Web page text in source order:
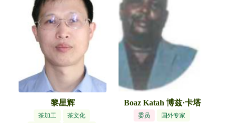
黎星辉
茶加工
茶文化
Boaz Katah 博兹·卡塔
委员
国外专家